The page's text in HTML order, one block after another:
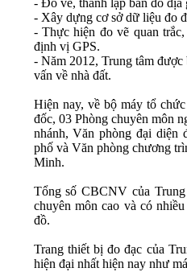
- Đo vẽ, thành lập bản đồ địa
- Xây dựng cơ sở dữ liệu đo
- Thực hiện đo vẽ quan
định vị GPS.
- Năm 2012, Trung tâm
vấn về nhà đất.
Hiện nay, về bộ máy tổ
đốc, 03 Phòng chuyên môn
nhánh, Văn phòng đại diện
phố và Văn phòng chương
Minh.
Tổng số CBCNV của
chuyên môn cao và có
đồ.
Trang thiết bị đo đạc của
hiện đại nhất hiện nay như